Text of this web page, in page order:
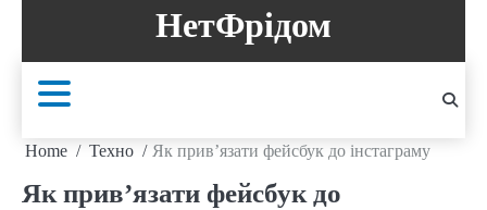
content
НетФрідом
Home Техно Як прив’язати фейсбук до інстаграму
Як прив’язати фейсбук до